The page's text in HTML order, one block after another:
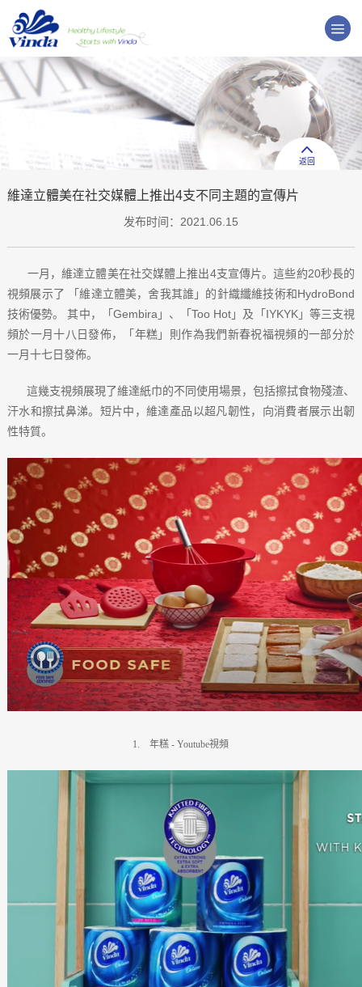
返回
維達立體美在社交媒體上推出4支不同主題的宣傳片
发布时间：2021.06.15
一月，維達立體美在社交媒體上推出4支宣傳片。這些約20秒長的
視頻展示了 「維達立體美，舍我其誰」的針織纖維技術和HydroBond
技術優勢。 其中，「Gembira」、「Too Hot」及「IYKYK」等三支視
頻於一月十八日發佈，「年糕」則作為我們新春祝福視頻的一部分於
一月十七日發佈。
這幾支視頻展現了維達紙巾的不同使用場景，包括擦拭食物殘渣、
汗水和擦拭鼻涕。短片中，維達產品以超凡韌性，向消費者展示出韌
性特質。
1. 年糕 - Youtube視頻